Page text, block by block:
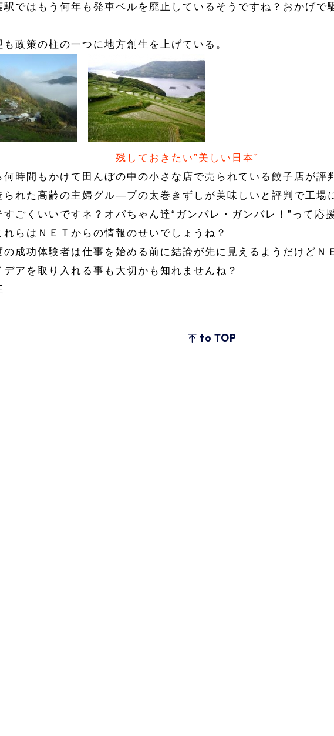
駅ではもう何年も発車ベルを廃止しているそうですね？おかげで
も政策の柱の一つに地方創生を上げている。
残しておきたい”美しい日本”
何時間もかけて田んぼの中の小さな店で売られている餃子店が評
られた高齢の主婦グル―プの太巻きずしが美味しいと評判で工場
すごくいいですネ？オバちゃん達“ガンバレ・ガンバレ！”って応
れらはＮＥＴからの情報のせいでしょうね？
の成功体験者は仕事を始める前に結論が先に見えるようだけどＮ
デアを取り入れる事も大切かも知れませんね？
to TOP